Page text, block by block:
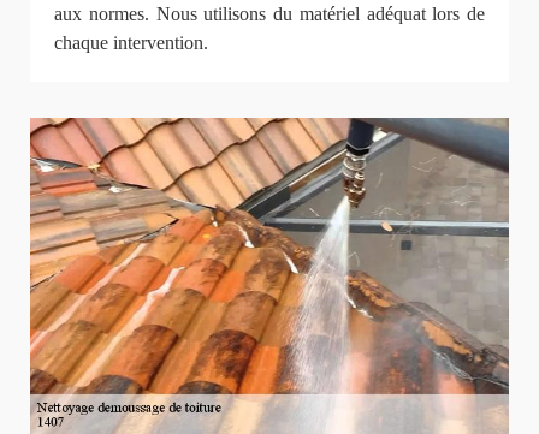
aux normes. Nous utilisons du matériel adéquat lors de
chaque intervention.